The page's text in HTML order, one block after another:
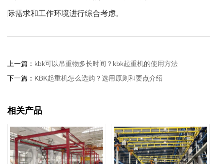
际需求和工作环境进行综合考虑。
上一篇： kbk可以吊重物多长时间？kbk起重机的使用方法
下一篇： KBK起重机怎么选购？选用原则和要点介绍
相关产品